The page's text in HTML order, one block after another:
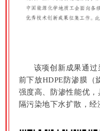
该项创新成果通
前下放HDPE防渗膜（
强度高、防渗性能优
隔污染地下水扩散，